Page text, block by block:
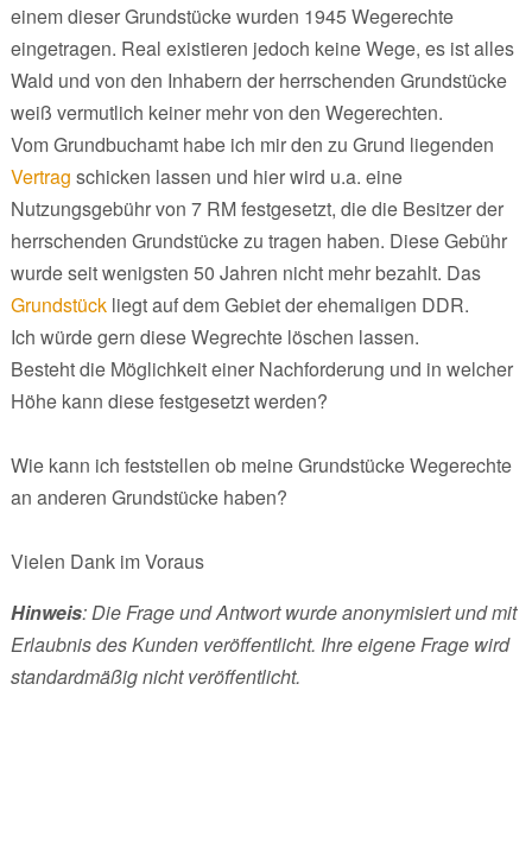
einem dieser Grundstücke wurden 1945 Wegerechte
eingetragen. Real existieren jedoch keine Wege, es ist alles
Wald und von den Inhabern der herrschenden Grundstücke
weiß vermutlich keiner mehr von den Wegerechten.
Vom Grundbuchamt habe ich mir den zu Grund liegenden
Vertrag schicken lassen und hier wird u.a. eine
Nutzungsgebühr von 7 RM festgesetzt, die die Besitzer der
herrschenden Grundstücke zu tragen haben. Diese Gebühr
wurde seit wenigsten 50 Jahren nicht mehr bezahlt. Das
Grundstückliegt auf dem Gebiet der ehemaligen DDR.
Ich würde gern diese Wegrechte löschen lassen.
Besteht die Möglichkeit einer Nachforderung und in welcher
Höhe kann diese festgesetzt werden?
Wie kann ich feststellen ob meine Grundstücke Wegerechte
an anderen Grundstücke haben?
Vielen Dank im Voraus
Hinweis: Die Frage und Antwort wurde anonymisiert und mit
Erlaubnis des Kunden veröffentlicht. Ihre eigene Frage wird
standardmäßig nicht veröffentlicht.